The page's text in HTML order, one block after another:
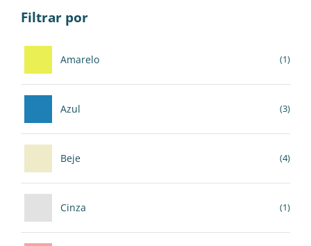
Filtrar por
Amarelo (1)
Azul (3)
Beje (4)
Cinza (1)